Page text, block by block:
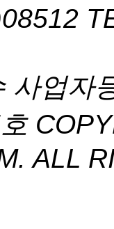
사업자
ALL